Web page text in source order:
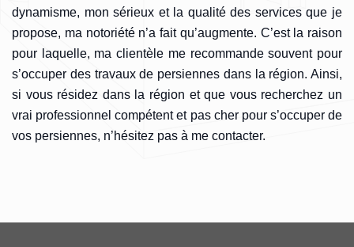
dynamisme, mon sérieux et la qualité des services que je
propose, ma notoriété n’a fait qu’augmente. C’est la raison
pour laquelle, ma clientèle me recommande souvent pour
s’occuper des travaux de persiennes dans la région. Ainsi,
si vous résidez dans la région et que vous recherchez un
vrai professionnel compétent et pas cher pour s’occuper de
vos persiennes, n’hésitez pas à me contacter.